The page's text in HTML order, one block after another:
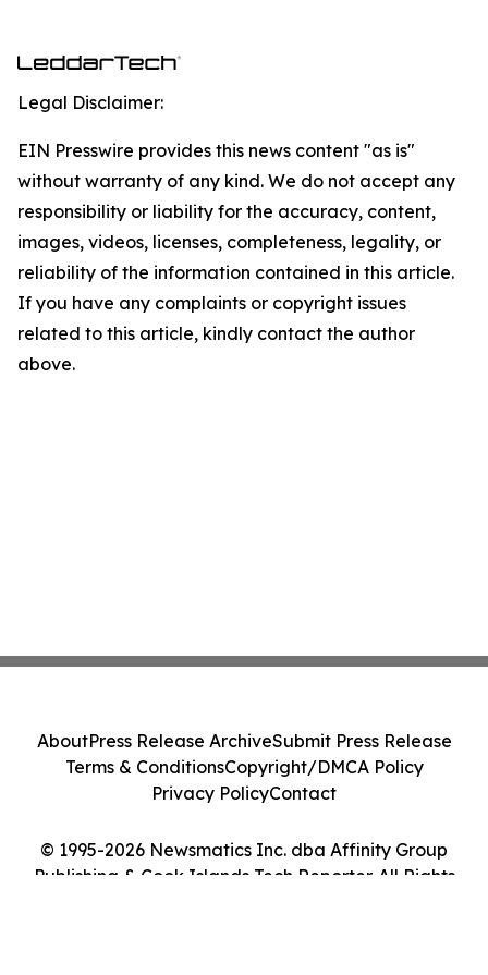
Legal Disclaimer:
EIN Presswire provides this news content "as is"
without warranty of any kind. We do not accept any
responsibility or liability for the accuracy, content,
images, videos, licenses, completeness, legality, or
reliability of the information contained in this article.
If you have any complaints or copyright issues
related to this article, kindly contact the author
above.
© 1995-2026 Newsmatics Inc. dba Affinity Group
Publishing & Cook Islands Tech Reporter. All Rights
AboutPress Release ArchiveSubmit Press Release
Terms & ConditionsCopyright/DMCA Policy
Privacy PolicyContact